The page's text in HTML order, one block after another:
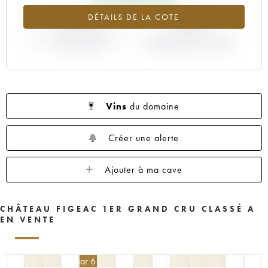
1949 1947 1946
DÉTAILS DE LA COTE
+8.06% +30%
Vins du domaine
Créer une alerte
Ajouter à ma cave
CHÂTEAU FIGEAC 1ER GRAND CRU CLASSÉ A
EN VENTE
par 6 | -10%